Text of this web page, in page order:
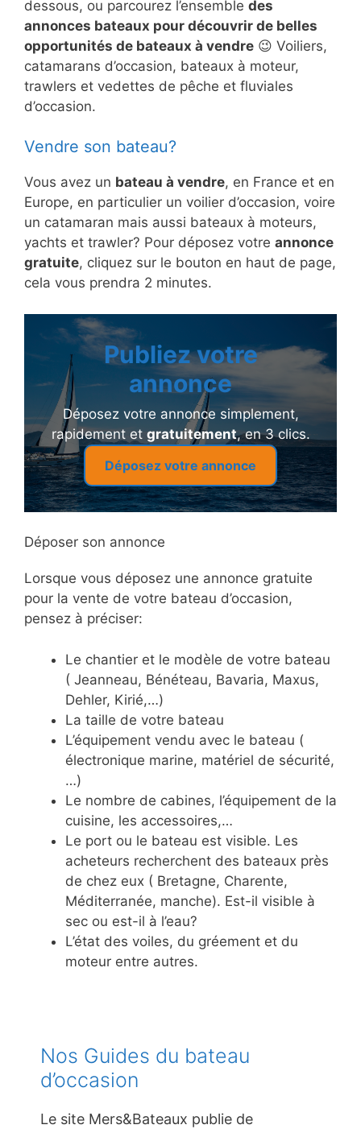
dessous, ou parcourez l’ensemble des
annonces bateaux pour découvrir de belles
opportunités de bateaux à vendre 😉 Voiliers,
catamarans d’occasion, bateaux à moteur,
trawlers et vedettes de pêche et fluviales
d’occasion.
Vendre son bateau?
Vous avez un bateau à vendre, en France et en
Europe, en particulier un voilier d’occasion, voire
un catamaran mais aussi bateaux à moteurs,
yachts et trawler? Pour déposez votre annonce
gratuite, cliquez sur le bouton en haut de page,
cela vous prendra 2 minutes.
Publiez votre
annonce
Déposez votre annonce simplement,
rapidement et gratuitement, en 3 clics.
Déposez votre annonce
Déposer son annonce
Lorsque vous déposez une annonce gratuite
pour la vente de votre bateau d’occasion,
pensez à préciser:
Le chantier et le modèle de votre bateau
( Jeanneau, Bénéteau, Bavaria, Maxus,
Dehler, Kirié,…)
La taille de votre bateau
L’équipement vendu avec le bateau (
électronique marine, matériel de sécurité,
…)
Le nombre de cabines, l’équipement de la
cuisine, les accessoires,…
Le port ou le bateau est visible. Les
acheteurs recherchent des bateaux près
de chez eux ( Bretagne, Charente,
Méditerranée, manche). Est-il visible à
sec ou est-il à l’eau?
L’état des voiles, du gréement et du
moteur entre autres.
Nos Guides du bateau
d’occasion
Le site Mers&Bateaux publie de